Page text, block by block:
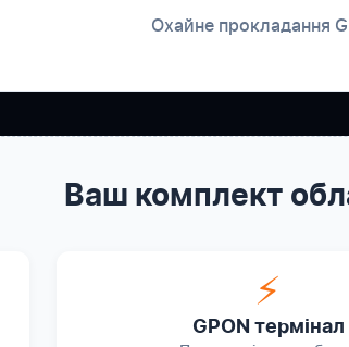
Охайне прокладання
Ваш комплект
⚡
GPON термінал